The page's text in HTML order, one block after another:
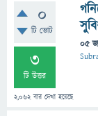
0
টি ভোট
3
টি উত্তর
2,062বার দেখা হয়েছে
05